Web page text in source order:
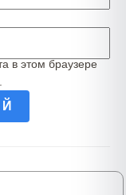
в этом браузере